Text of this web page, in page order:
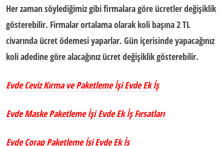
Her zaman söylediğimiz gibi firmalara göre ücretler değişiklik
gösterebilir. Firmalar ortalama olarak koli başına 2 TL
civarında ücret ödemesi yaparlar. Gün içerisinde yapacağınız
koli adedine göre alacağınız ücret değişiklik gösterebilir.
Evde Ceviz Kırma ve Paketleme İşi Evde Ek İş
Evde Maske Paketleme İşi Evde Ek İş Fırsatları
Evde Çorap Paketleme İşi Evde Ek İş